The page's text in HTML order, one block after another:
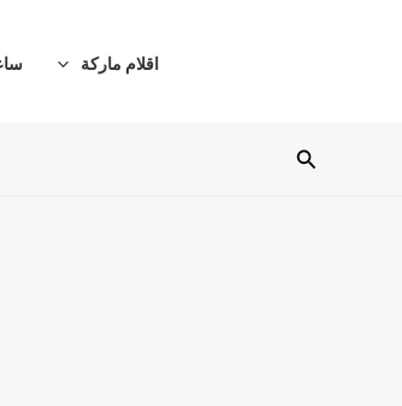
اقلام ماركة
البحث